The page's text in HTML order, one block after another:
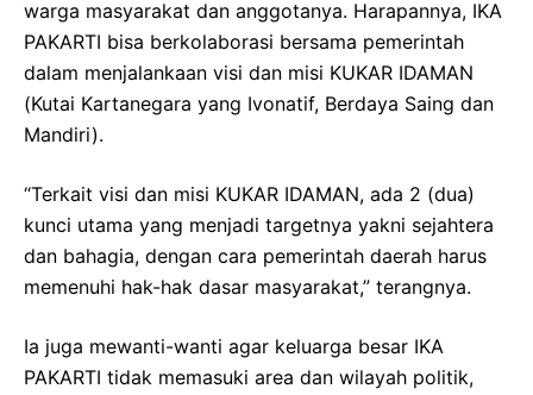
warga masyarakat dan anggotanya. Harapannya, IKA
PAKARTI bisa berkolaborasi bersama pemerintah
dalam menjalankaan visi dan misi KUKAR IDAMAN
(Kutai Kartanegara yang Ivonatif, Berdaya Saing dan
Mandiri).
“Terkait visi dan misi KUKAR IDAMAN, ada 2 (dua)
kunci utama yang menjadi targetnya yakni sejahtera
dan bahagia, dengan cara pemerintah daerah harus
memenuhi hak-hak dasar masyarakat,” terangnya.
Ia juga mewanti-wanti agar keluarga besar IKA
PAKARTI tidak memasuki area dan wilayah politik,